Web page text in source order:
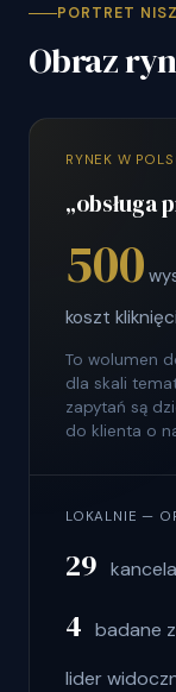
PORTRET
Obraz
RYNEK W
„obsługa
500
koszt
To wolumen
dla skali
zapytań są
do klienta o
LOKALNIE —
29
4 badane
lider